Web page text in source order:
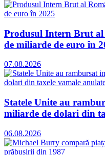
Produsul Intern Brut al
de miliarde de euro în
07.08.2026
Statele Unite au
miliarde de dolari din
06.08.2026